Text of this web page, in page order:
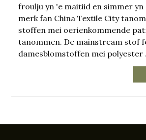
froulju yn 'e maitiid en simmer
merk fan China Textile City
stoffen mei oerienkommende
tanommen. De mainstream stof
damesblomstoffen mei polyester